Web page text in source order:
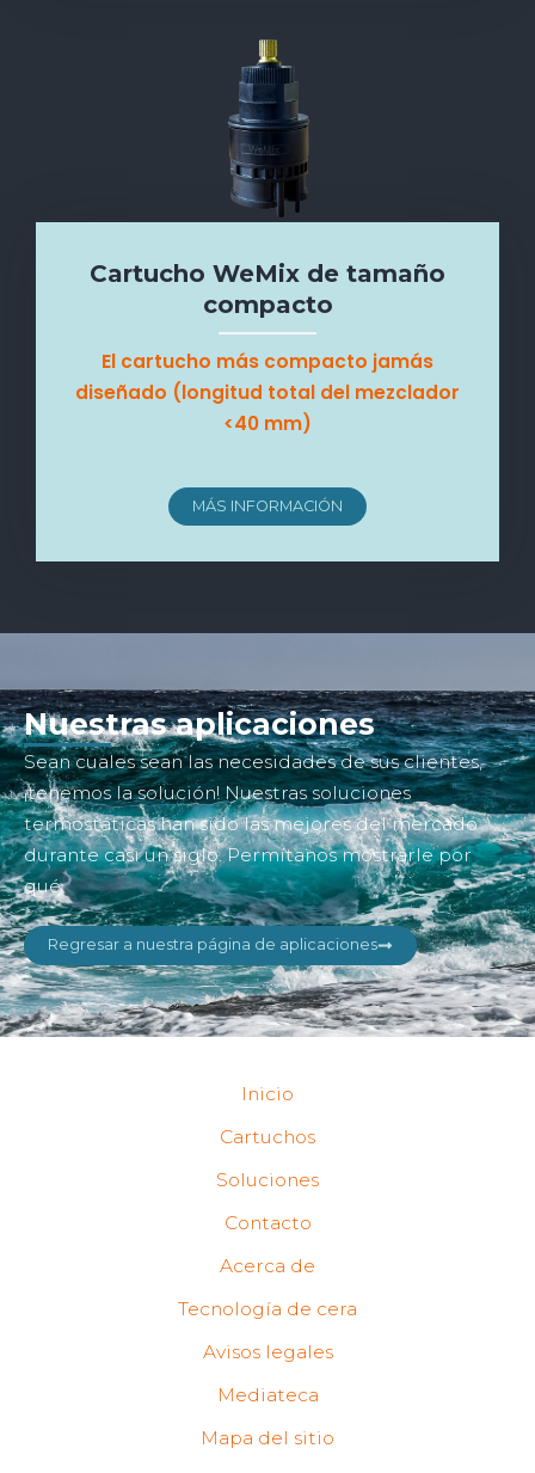
Cartucho WeMix de tamaño
compacto
El cartucho más compacto jamás
diseñado (longitud total del mezclador
<40 mm)
MÁS INFORMACIÓN
Nuestras aplicaciones
Sean cuales sean las necesidades de sus clientes,
¡tenemos la solución! Nuestras soluciones
termostáticas han sido las mejores del mercado
durante casi un siglo. Permítanos mostrarle por
qué
Regresar a nuestra página de aplicaciones
Inicio
Cartuchos
Soluciones
Contacto
Acerca de
Tecnología de cera
Avisos legales
Mediateca
Mapa del sitio